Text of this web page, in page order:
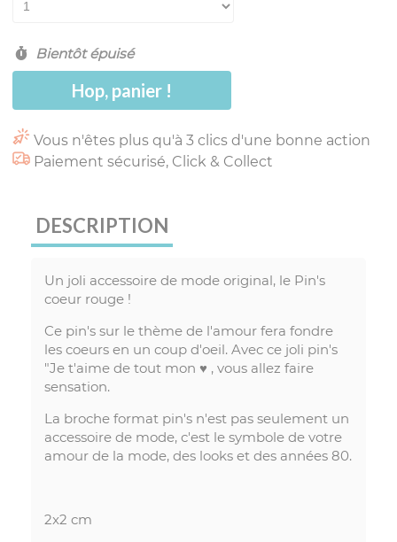
Bientôt épuisé
Hop, panier !
Vous n'êtes plus qu'à 3 clics d'une bonne action
Paiement sécurisé, Click & Collect
DESCRIPTION
Un joli accessoire de mode original, le Pin's
coeur rouge !
Ce pin's sur le thème de l'amour fera fondre
les coeurs en un coup d'oeil. Avec ce joli pin's
"Je t'aime de tout mon ♥ , vous allez faire
sensation.
La broche format pin's n'est pas seulement un
accessoire de mode, c'est le symbole de votre
amour de la mode, des looks et des années 80.
2x2 cm